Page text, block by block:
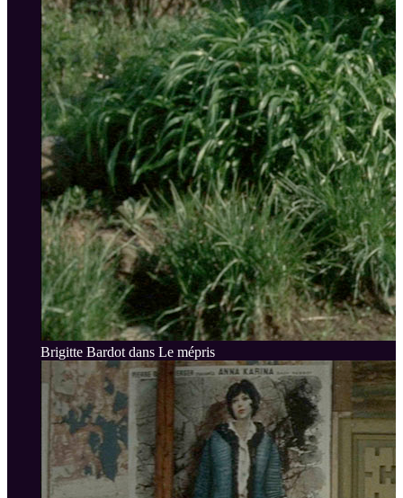
Brigitte Bardot dans Le mépris